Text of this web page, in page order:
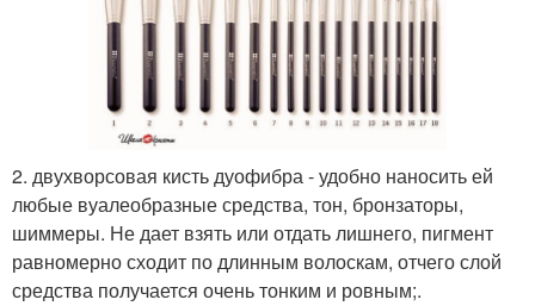
2. двухворсовая кисть дуофибра - удобно наносить ей
любые вуалеобразные средства, тон, бронзаторы,
шиммеры. Не дает взять или отдать лишнего, пигмент
равномерно сходит по длинным волоскам, отчего слой
средства получается очень тонким и ровным;.